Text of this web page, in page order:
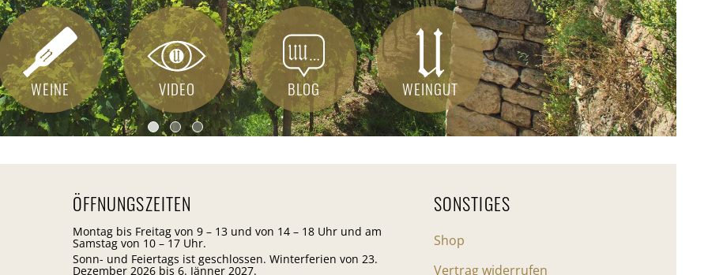
WEINE VIDEO
mehr
BLOG
mehr
WEINGUT
mehr
ÖFFNUNGSZEITEN
Montag bis Freitag von 9 – 13 und von 14 – 18 Uhr und am
Samstag von 10 – 17 Uhr.
Sonn- und Feiertags ist geschlossen. Winterferien von 23.
Dezember 2026 bis 6. Jänner 2027.
SONSTIGES
Shop
Vertrag widerrufen